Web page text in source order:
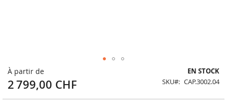
À partir de
2 799,00 CHF
EN STOCK
SKU
CAP.3002.04
Skip
to
the
beginning